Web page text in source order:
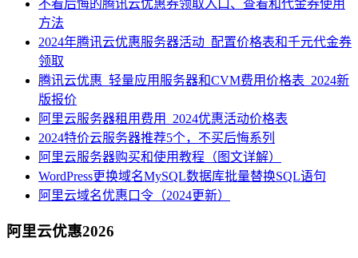
不看后悔的腾讯云优惠券领取入口、查看和代金券使用
方法
2024年腾讯云优惠服务器活动_配置价格表和千元代金券
领取
腾讯云优惠_轻量应用服务器和CVM费用价格表_2024新
版报价
阿里云服务器租用费用_2024优惠活动价格表
2024特价云服务器推荐5个，不买后悔系列
阿里云服务器购买和使用教程（图文详解）
WordPress更换域名MySQL数据库批量替换SQL语句
阿里云域名优惠口令（2024更新）
阿里云优惠2026